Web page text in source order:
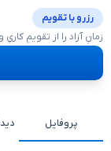
رزرو با تقویم
زمانِ آزاد را از تقویمِ
پروفایل